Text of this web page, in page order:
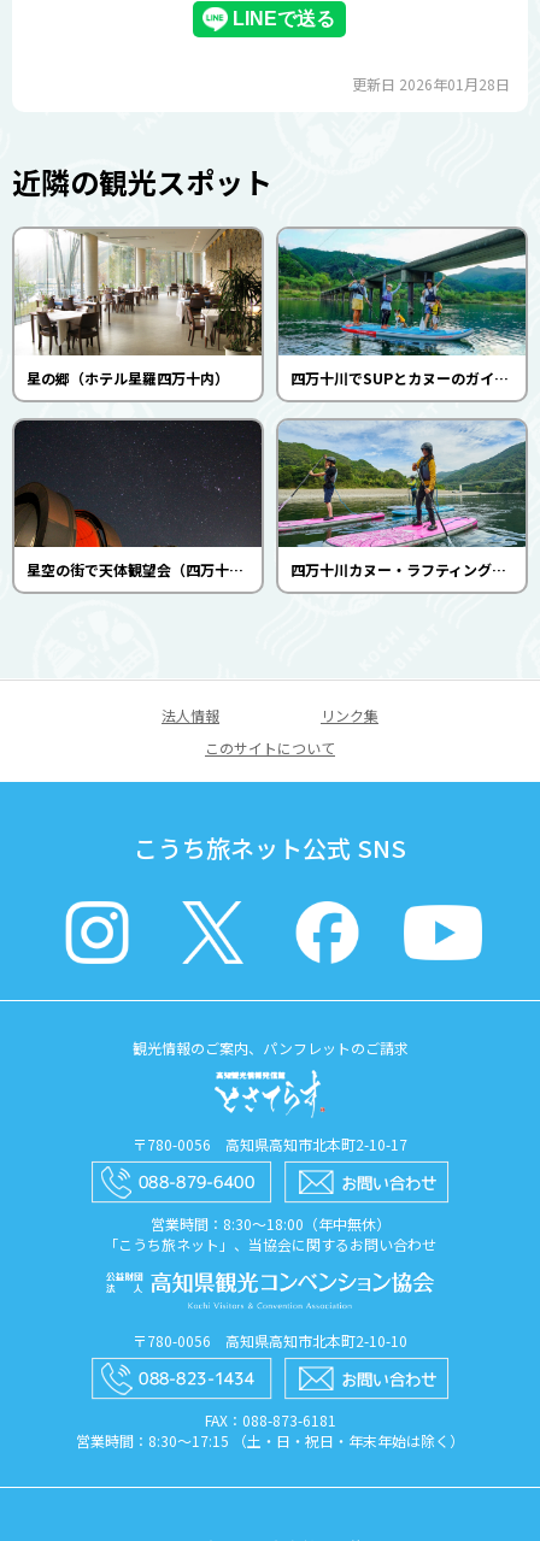
更新日 2026年01月28日
近隣の観光スポット
星の郷（ホテル星羅四万十内） 四万十川でSUPとカヌーのガイドツアー！（withRIVER）
星空の街で天体観望会（四万十天文台） 四万十川カヌー・ラフティング・SUP（四万十川・川の駅 カヌー館）
法人情報
リンク集
このサイトについて
こうち旅ネット公式 SNS
観光情報のご案内、パンフレットのご請求
〒780-0056 高知県高知市北本町2-10-17
営業時間：8:30〜18:00（年中無休）
「こうち旅ネット」、当協会に関するお問い合わせ
〒780-0056 高知県高知市北本町2-10-10
FAX：088​-873​-6181
営業時間：8:30〜17:15 （土・日・祝日・年末年始は除く）